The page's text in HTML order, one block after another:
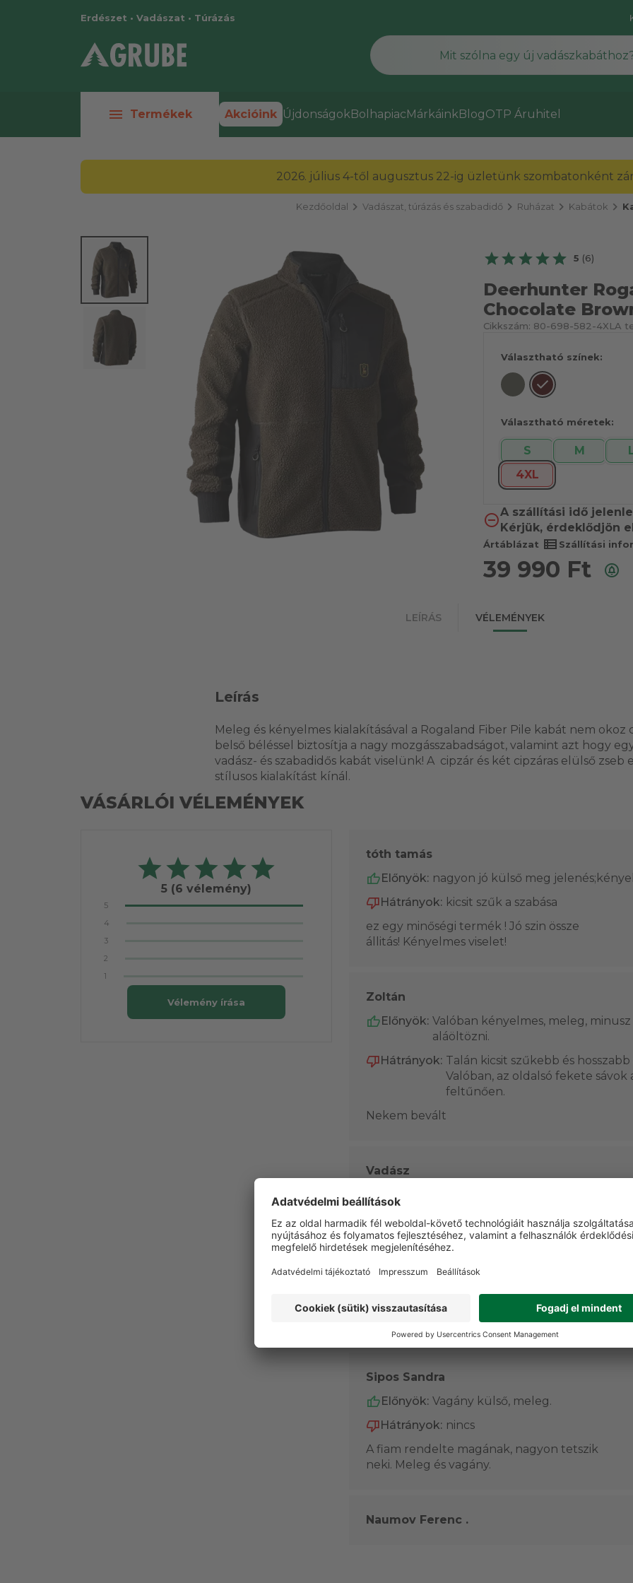
Erdészet • Vadászat • Túrázás
menu Termékek Akcióink ÚjdonságokBolhapiacMárkáinkBlogOTP Áruhitel
2026. július 4-től augusztus 22-ig üzletünk szombatonként
Kezdőoldal chevron_right Vadászat, túrázás és szabadidőchevron_right Ruházat chevron_right Kabátok chevron_right
5 (6)
Deerhunter
Chocolate
Cikkszám: 80-698-582-4XL A
Választható színek:
Választható méretek:
S M
4XL
A szállítási idő
Kérjük, érdeklődjön
Ártáblázat view_list Szállítási
39 990 Ft
LEÍRÁS VÉLEMÉNYEK
Leírás
Meleg és kényelmes kialakításával a Rogaland Fiber Pile kabát nem okoz
belső béléssel biztosítja a nagy mozgásszabadságot, valamint azt hogy
vadász- és szabadidős kabát viselünk! A cipzár és két cipzáras elülső zseb
stílusos kialakítást kínál.
VÁSÁRLÓI VÉLEMÉNYEK
5 (6 vélemény)
5
4
3
2
1
Vélemény írása
tóth tamás
Előnyök: nagyon jó külső meg
Hátrányok: kicsit szűk a szabása
ez egy minőségi termék ! Jó szin össze
állitás! Kényelmes viselet!
Zoltán
Előnyök: Valóban kényelmes, meleg,
aláöltözni.
Hátrányok: Talán kicsit szűkebb és
Valóban, az oldalsó fekete
feltűnően.
Nekem bevált
Vadász
Előnyök:
Hátrányok: Kibolyhosodott az oldalsó sáv
Dávid
Kényelmes, meleg, képekhez hű
Sipos Sandra
Előnyök: Vagány külső, meleg.
Hátrányok: nincs
A fiam rendelte magának, nagyon tetszik
neki. Meleg és vagány.
Naumov Ferenc .